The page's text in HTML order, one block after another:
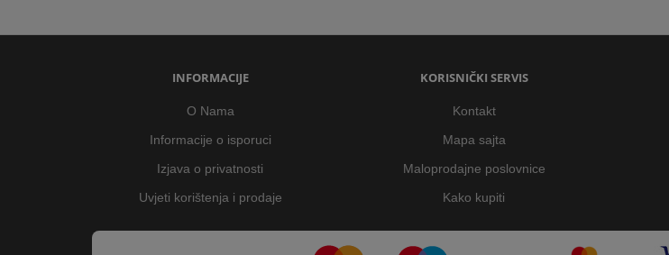
INFORMACIJE
O Nama
Informacije o isporuci
Izjava o privatnosti
Uvjeti korištenja i prodaje
KORISNIČKI SERVIS
Kontakt
Mapa sajta
Maloprodajne poslovnice
Kako kupiti